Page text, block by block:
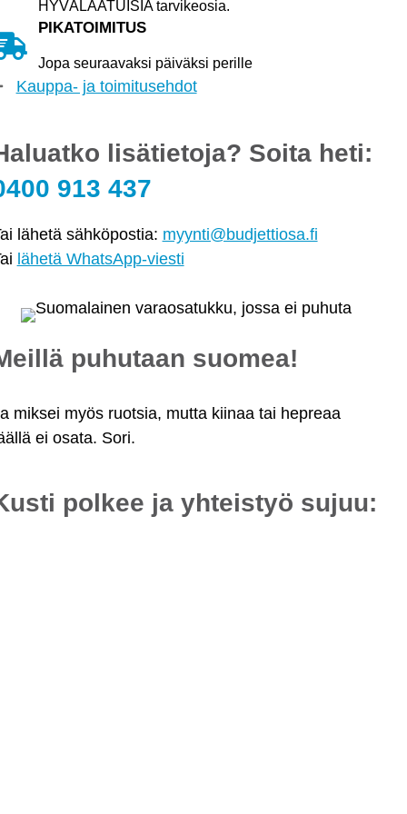
HYVÄLAATUISIA tarvikeosia.
PIKATOIMITUS
Jopa seuraavaksi päiväksi perille
Kauppa- ja toimitusehdot
lisätietoja? Soita heti:
913 437
lähetä sähköpostia: myynti@budjettiosa.fi
lähetä WhatsApp-viesti
puhutaan suomea!
miksei myös ruotsia, mutta kiinaa tai hepreaa
ei osata. Sori.
polkee ja yhteistyö sujuu: